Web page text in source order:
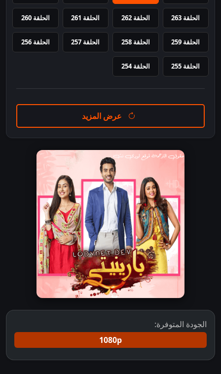
الحلقة 263 الحلقة 262 الحلقة 261 الحلقة 260
الحلقة 259 الحلقة 258 الحلقة 257 الحلقة 256
الحلقة 255 الحلقة 254
عرض المزيد
الجودة المتوفرة:
1080p